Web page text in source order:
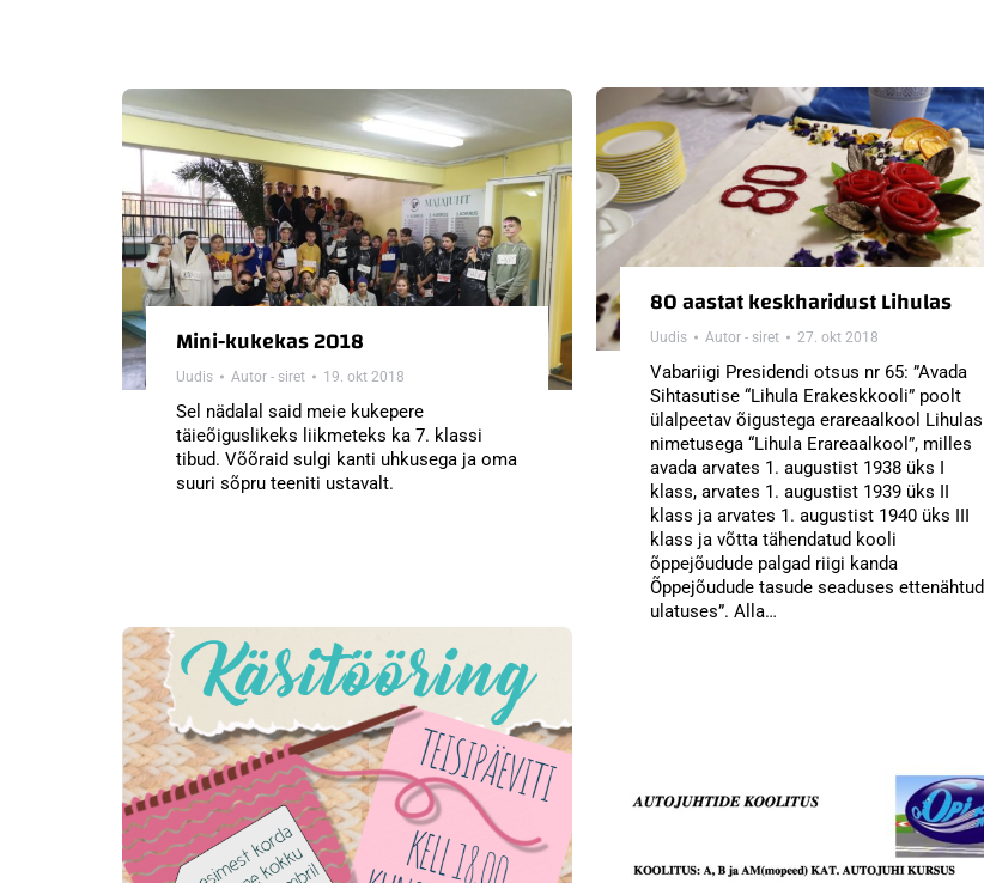
80 aastat keskharidust Lihulas
Uudis Autor - siret 27. okt 2018
Vabariigi Presidendi otsus nr 65: ”Avada
Sihtasutise “Lihula Erakeskkooli” poolt
ülalpeetav õigustega erareaalkool Lihulas
nimetusega “Lihula Erareaalkool”, milles
avada arvates 1. augustist 1938 üks I
klass, arvates 1. augustist 1939 üks II
klass ja arvates 1. augustist 1940 üks III
klass ja võtta tähendatud kooli
õppejõudude palgad riigi kanda
Õppejõudude tasude seaduses ettenähtud
ulatuses”. Alla…
Mini-kukekas 2018
Uudis Autor - siret 19. okt 2018
Sel nädalal said meie kukepere
täieõiguslikeks liikmeteks ka 7. klassi
tibud. Võõraid sulgi kanti uhkusega ja oma
suuri sõpru teeniti ustavalt.